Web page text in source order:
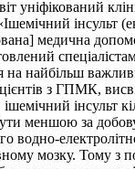
уніфікований
інсульт
медична
на найбільш
з ГПМК,
інсульт
меншою за
водно-
мозку. Тому з